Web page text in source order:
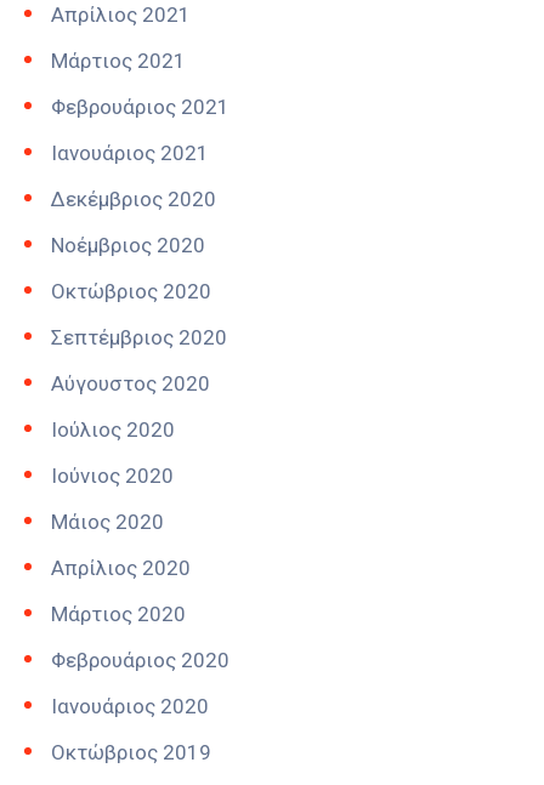
Απρίλιος 2021
Μάρτιος 2021
Φεβρουάριος 2021
Ιανουάριος 2021
Δεκέμβριος 2020
Νοέμβριος 2020
Οκτώβριος 2020
Σεπτέμβριος 2020
Αύγουστος 2020
Ιούλιος 2020
Ιούνιος 2020
Μάιος 2020
Απρίλιος 2020
Μάρτιος 2020
Φεβρουάριος 2020
Ιανουάριος 2020
Οκτώβριος 2019